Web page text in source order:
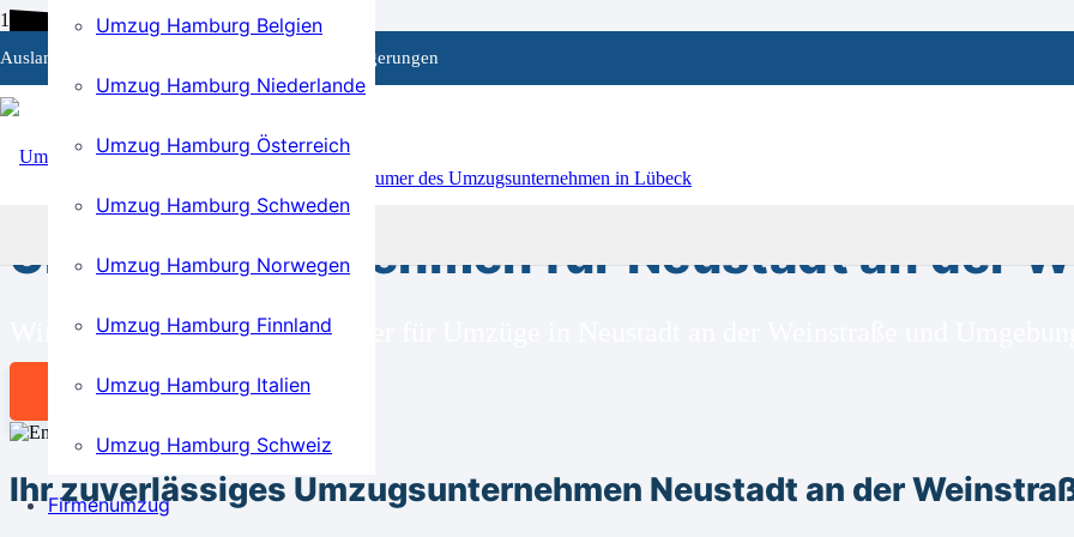
Auslandsumzüge Einlagerungen
Umzug Hamburg Belgien
Umzug Hamburg Niederlande
Umzug Hamburg Österreich
Umzug Hamburg Schweden
Umzug Hamburg Norwegen
Umzug Hamburg Finnland
Umzug Hamburg Italien
Umzug Hamburg Schweiz
Firmenumzug
BEI UNS SIND SIE RICHTIG!
Umzugsunternehmen für Neustadt an der
Wir sind Ihr kompetenter Partner für Umzüge in Neustadt an der Weinstraße und Umgebung.
Angebot anfordern
Ihr zuverlässiges Umzugsunternehmen Neustadt an der